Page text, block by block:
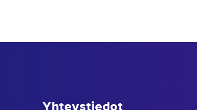
Yh­teys­tie­dot